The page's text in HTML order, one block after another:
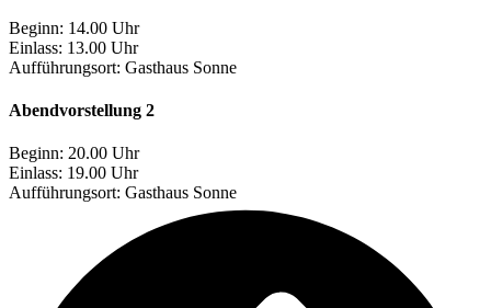
Beginn: 14.00 Uhr
Einlass: 13.00 Uhr
Aufführungsort: Gasthaus Sonne
Abendvorstellung 2
Beginn: 20.00 Uhr
Einlass: 19.00 Uhr
Aufführungsort: Gasthaus Sonne